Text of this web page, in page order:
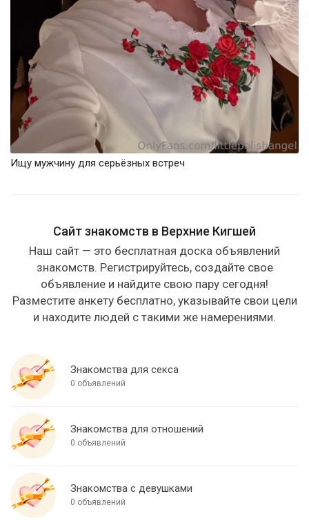
Ищу мужчину для серьёзных встреч
Сайт знакомств в Верхние Кигшей
Наш сайт — это бесплатная доска объявлений
знакомств. Регистрируйтесь, создайте свое
объявление и найдите свою пару сегодня!
Разместите анкету бесплатно, указывайте свои цели
и находите людей с такими же намерениями.
Знакомства для секса
0 объявлений
Знакомства для отношений
0 объявлений
Знакомства с девушками
0 объявлений